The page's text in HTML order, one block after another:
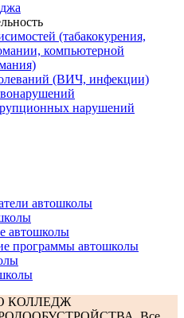
(табакокурения,
компьютерной
(ВИЧ, инфекции)
нарушений
автошколы
автошколы
программы автошколы
КОЛЛЕДЖ